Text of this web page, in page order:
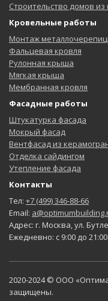
Строительство домов из
Кровельные работы
Монтаж
Фальцевая кровля
Рулонная крыша
Мягкая крыша
Мембранная кровля
Фасадные работы
Штукатурка фасада
Мокрый фасад
Вентфасад из
Отделка сайдингом
Утепление фасада
Контакты
Тел: +7 (499) 346-88-66
Email:
Адрес: г. Москва, ул.
Ежедневно: с 9:00 до 21:00
2020-2024 © ООО
защищены.